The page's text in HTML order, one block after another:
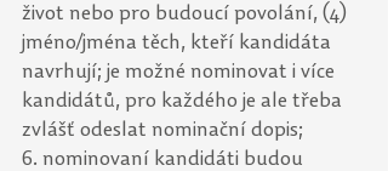
život nebo pro budoucí povolání, (4)
jméno/jména těch, kteří kandidáta
navrhují; je možné nominovat i více
kandidátů, pro každého je ale třeba
zvlášť odeslat nominační dopis;
6. nominovaní kandidáti budou